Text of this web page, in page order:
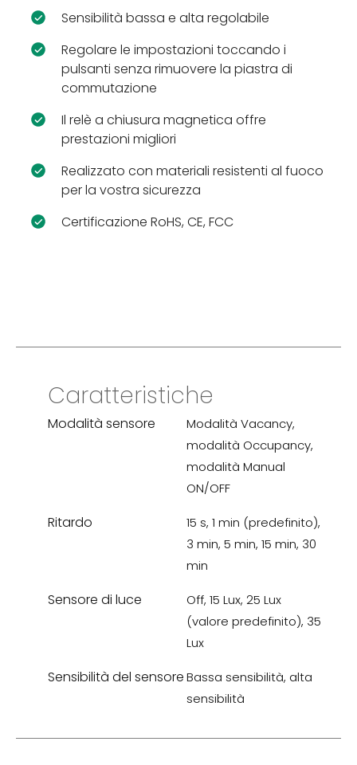
Sensibilità bassa e alta regolabile
Regolare le impostazioni toccando i
pulsanti senza rimuovere la piastra di
commutazione
Il relè a chiusura magnetica offre
prestazioni migliori
Realizzato con materiali resistenti al fuoco
per la vostra sicurezza
Certificazione RoHS, CE, FCC
Caratteristiche
Modalità sensore
Modalità Vacancy,
modalità Occupancy,
modalità Manual
ON/OFF
Ritardo
15 s, 1 min (predefinito),
3 min, 5 min, 15 min, 30
min
Sensore di luce
Off, 15 Lux, 25 Lux
(valore predefinito), 35
Lux
Sensibilità del sensoreBassa sensibilità, alta
sensibilità